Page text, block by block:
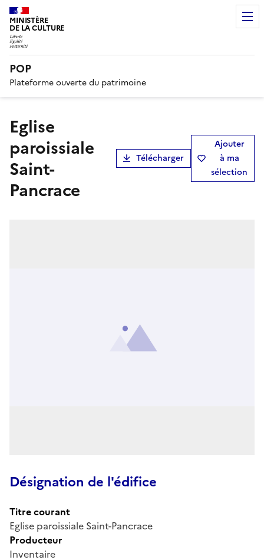
MINISTÈRE
DE LA CULTURE
POP
Plateforme ouverte du patrimoine
Eglise
paroissiale
Saint-
Pancrace
Télécharger
Ajouter
à ma
sélection
Désignation de l'édifice
Titre courant
Eglise paroissiale Saint-Pancrace
Producteur
Inventaire